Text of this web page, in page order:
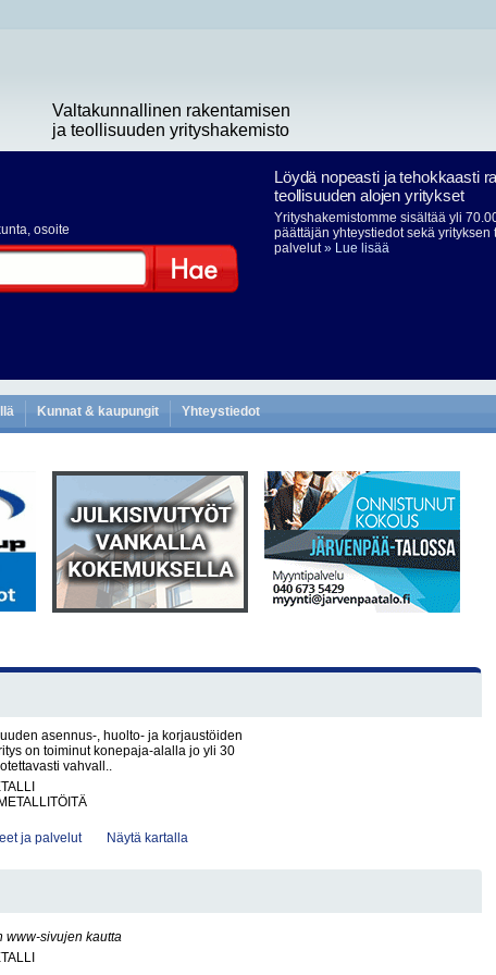
Valtakunnallinen rakentamisen
ja teollisuuden yrityshakemisto
osoite
Löydä nopeasti ja tehokkaasti
teollisuuden alojen yritykset
Yrityshakemistomme sisältää yli
päättäjän yhteystiedot sekä yrityksen
palvelut» Lue lisää
Kunnat & kaupungit Yhteystiedot
asennus-, huolto- ja korjaustöiden
on toiminut konepaja-alalla jo yli 30
vahvall..
ja palvelut Näytä kartalla
www-sivujen kautta